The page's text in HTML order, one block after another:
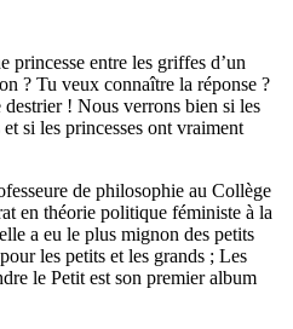
princesse entre les griffes d’un
? Tu veux connaître la réponse ?
! Nous verrons bien si les
si les princesses ont vraiment
de philosophie au Collège
en théorie politique féministe à la
a eu le plus mignon des petits
les petits et les grands ; Les
le Petit est son premier album